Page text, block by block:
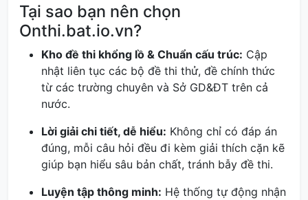
Tại sao bạn nên chọn
Onthi.bat.io.vn?
Kho đề thi khổng lồ & Chuẩn cấu trúc: Cập
nhật liên tục các bộ đề thi thử, đề chính thức
từ các trường chuyên và Sở GD&ĐT trên cả
nước.
Lời giải chi tiết, dễ hiểu: Không chỉ có đáp án
đúng, mỗi câu hỏi đều đi kèm giải thích cặn kẽ
giúp bạn hiểu sâu bản chất, tránh bẫy đề thi.
Luyện tập thông minh: Hệ thống tự động nhận